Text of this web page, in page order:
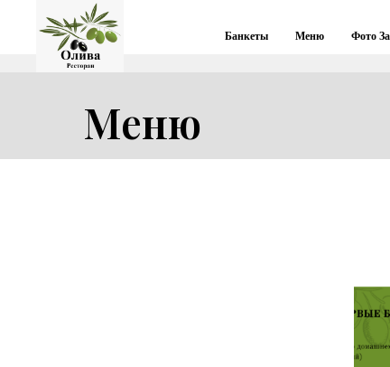
Банкеты Меню Фото
Меню